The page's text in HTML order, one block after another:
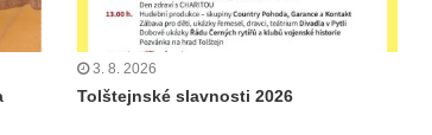
3. 8. 2026
Tolštejnské slavnosti 2026